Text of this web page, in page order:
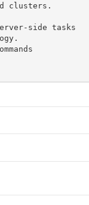
clusters.
side tasks